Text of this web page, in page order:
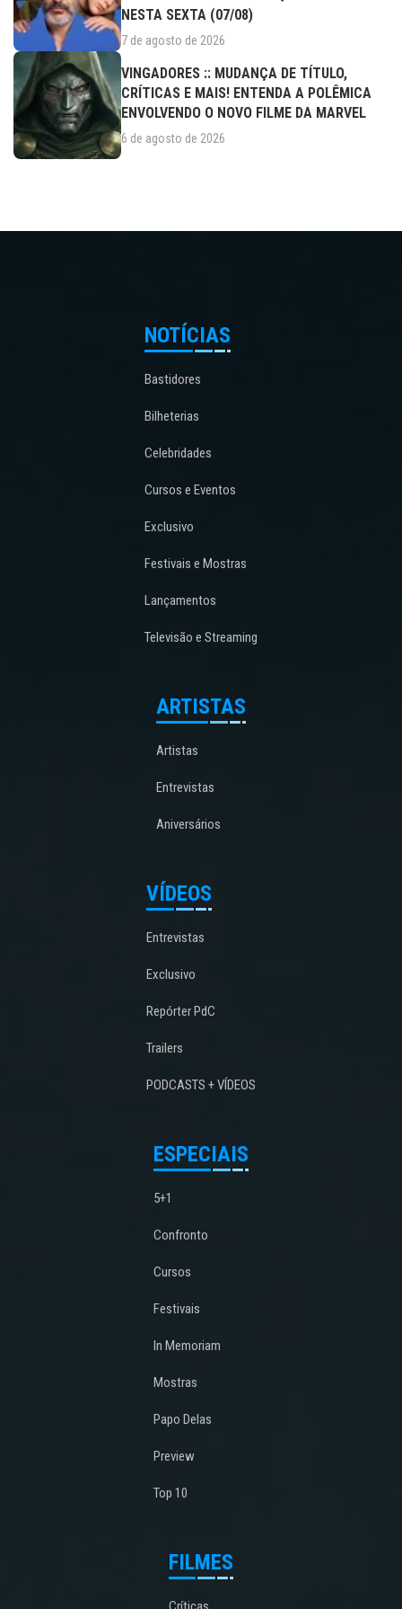
NESTA SEXTA (07/08)
7 de agosto de 2026
VINGADORES :: MUDANÇA DE TÍTULO,
CRÍTICAS E MAIS! ENTENDA A POLÊMICA
ENVOLVENDO O NOVO FILME DA MARVEL
6 de agosto de 2026
NOTÍCIAS
Bastidores
Bilheterias
Celebridades
Cursos e Eventos
Exclusivo
Festivais e Mostras
Lançamentos
Televisão e Streaming
ARTISTAS
Artistas
Entrevistas
Aniversários
VÍDEOS
Entrevistas
Exclusivo
Repórter PdC
Trailers
PODCASTS + VÍDEOS
ESPECIAIS
5+1
Confronto
Cursos
Festivais
In Memoriam
Mostras
Papo Delas
Preview
Top 10
FILMES